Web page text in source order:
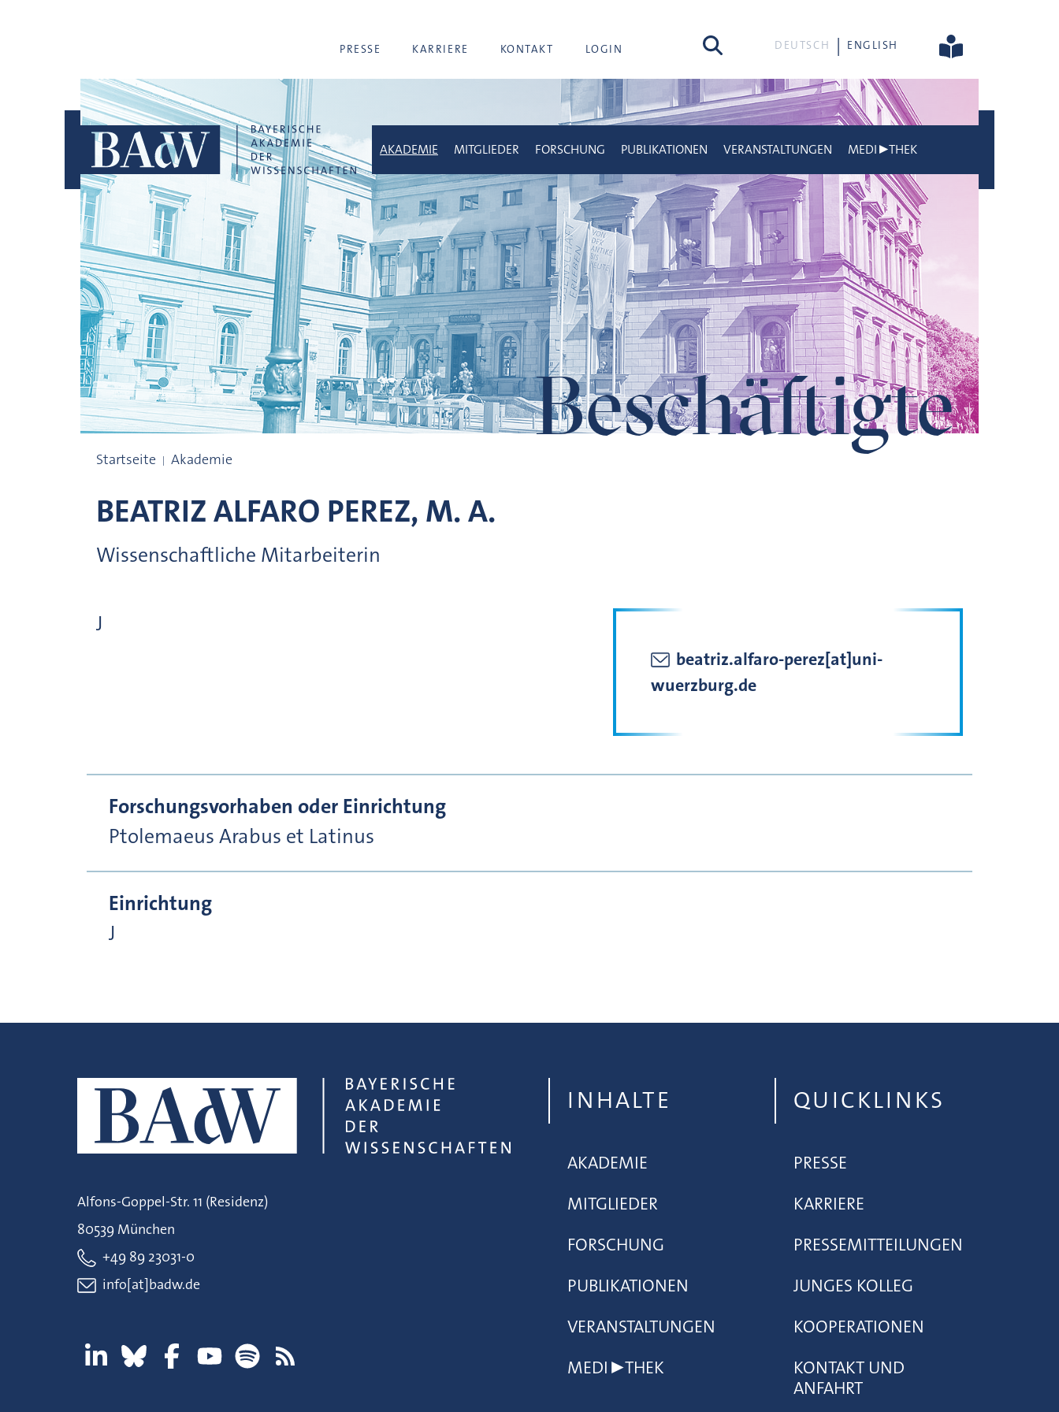
PRESSE KARRIERE KONTAKT LOGIN Suche DEUTSCH ENGLISH
Beschäftigte
AKADEMIE MITGLIEDER FORSCHUNG PUBLIKATIONEN VERANSTALTUNGEN MEDI▶THEK
Startseite Akademie
BEATRIZALFARO PEREZ, M. A.
Wissenschaftliche Mitarbeiterin
J
beatriz.alfaro-perez[at]uni-
wuerzburg.de
Forschungsvorhaben oder Einrichtung
Ptolemaeus Arabus et Latinus
Einrichtung
J
Alfons-Goppel-Str. 11 (Residenz)
80539 München
+49 89 23031-0
info[at]badw.de
INHALTE
AKADEMIE
MITGLIEDER
FORSCHUNG
PUBLIKATIONEN
VERANSTALTUNGEN
MEDI▶THEK
QUICKLINKS
PRESSE
KARRIERE
PRESSEMITTEILUNGEN
JUNGES KOLLEG
KOOPERATIONEN
KONTAKT UND
ANFAHRT